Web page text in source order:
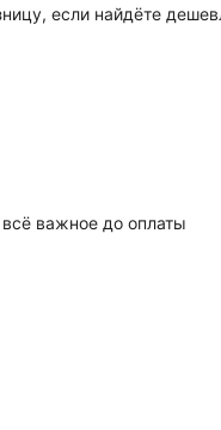
если найдёте
всё важное до оплаты